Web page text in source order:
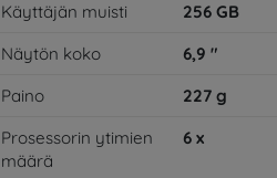
Käyttäjän muisti 256 GB
Näytön koko
6,9 "
Paino
227 g
Prosessorin ytimien
määrä
6 x